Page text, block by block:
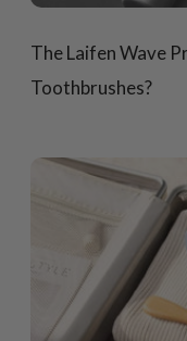
The Laifen Wave
Toothbrushes?